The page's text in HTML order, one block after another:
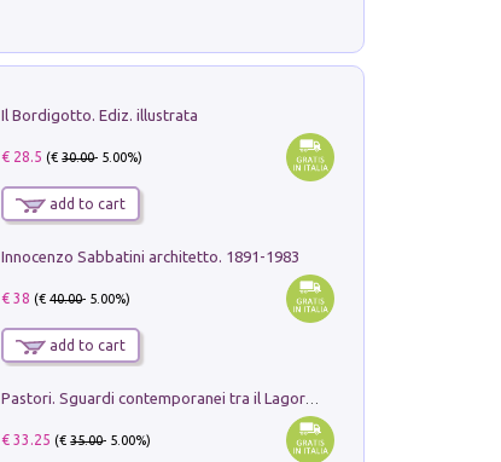
Il Bordigotto. Ediz. illustrata
€ 28.5 (€30.00- 5.00%)
add to cart
Innocenzo Sabbatini architetto. 1891-1983
€ 38 (€40.00- 5.00%)
add to cart
€ 33.25 (€35.00- 5.00%)